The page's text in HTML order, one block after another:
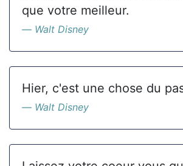
que votre meilleur.
Walt Disney
Hier, c'est une chose du
Walt Disney